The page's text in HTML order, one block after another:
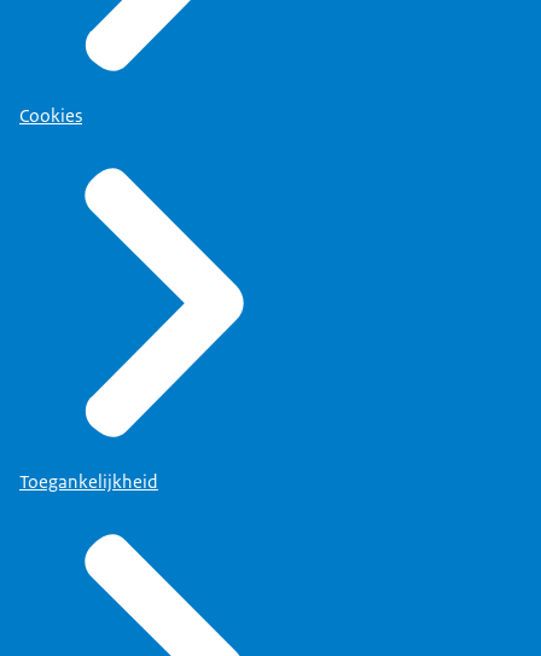
Cookies
Toegankelijkheid